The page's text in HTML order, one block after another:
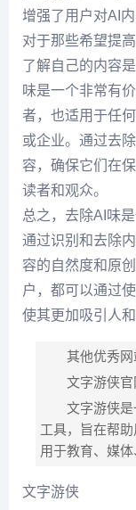
增强了用户对AI
对于那些希望提
了解自己的内容
味是一个非常有
者，也适用于任
或企业。通过去
容，确保它们在
读者和观众。
总之，去除AI味
通过识别和去除
容的自然度和原
户，都可以通过
使其更加吸引人和
其他优秀
文字游侠
文字游侠
工具，旨在帮
用于教育、媒体
文字游侠